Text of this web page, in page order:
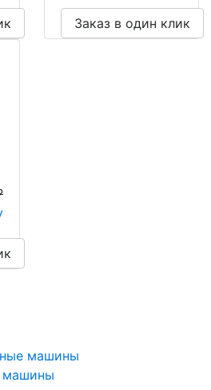
Заказ в один клик
машины
машины